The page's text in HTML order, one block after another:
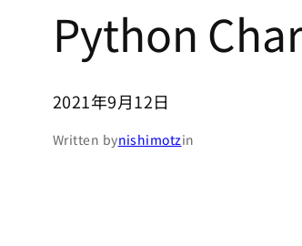
Python
2021年9月12日
Written bynishimotzin